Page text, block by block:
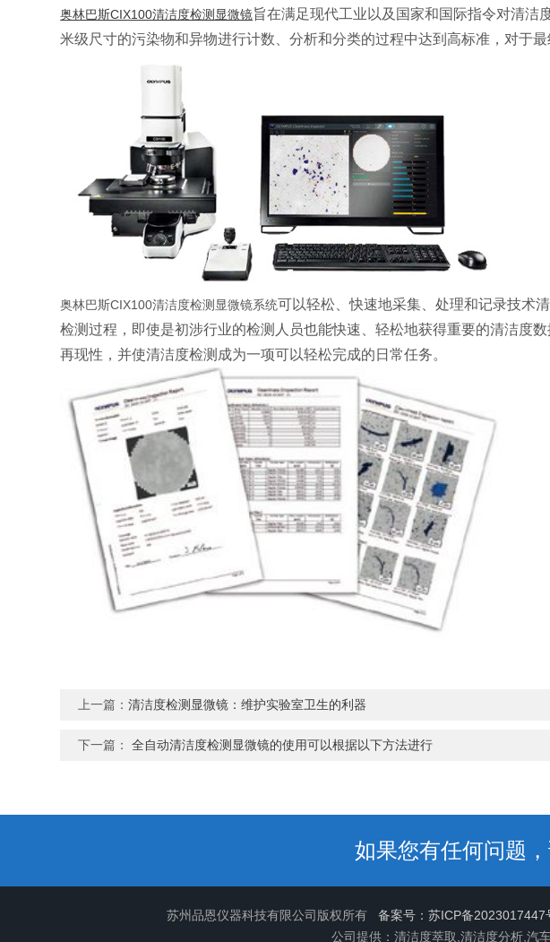
奥林巴斯CIX100清洁度检测显微镜旨在满足现代工业以及国家和国际指令对清洁
米级尺寸的污染物和异物进行计数、分析和分类的过程中达到高标准，对于
奥林巴斯CIX100清洁度检测显微镜系统可以轻松、快速地采集、处理和记录技术
检测过程，即使是初涉行业的检测人员也能快速、轻松地获得重要的清洁度
再现性，并使清洁度检测成为一项可以轻松完成的日常任务。
上一篇：清洁度检测显微镜：维护实验室卫生的利器
下一篇：全自动清洁度检测显微镜的使用可以根据以下方法进行
如果您有任何问题
苏州品恩仪器科技有限公司版权所有 备案号：苏ICP备2023017447
公司提供：清洁度萃取,清洁度分析,汽